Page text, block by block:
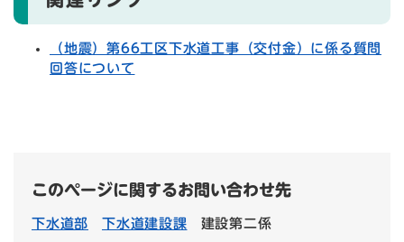
（地震）第66工区下水道工事（交付金）に係る質問
回答について
このページに関するお問い合わせ先
下水道部 下水道建設課 建設第二係